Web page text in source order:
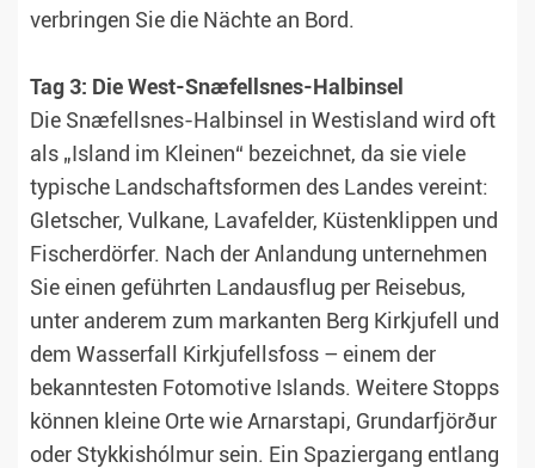
verbringen Sie die Nächte an Bord.
Tag 3: Die West-Snæfellsnes-Halbinsel
Die Snæfellsnes-Halbinsel in Westisland wird oft
als „Island im Kleinen“ bezeichnet, da sie viele
typische Landschaftsformen des Landes vereint:
Gletscher, Vulkane, Lavafelder, Küstenklippen und
Fischerdörfer. Nach der Anlandung unternehmen
Sie einen geführten Landausflug per Reisebus,
unter anderem zum markanten Berg Kirkjufell und
dem Wasserfall Kirkjufellsfoss – einem der
bekanntesten Fotomotive Islands. Weitere Stopps
können kleine Orte wie Arnarstapi, Grundarfjörður
oder Stykkishólmur sein. Ein Spaziergang entlang